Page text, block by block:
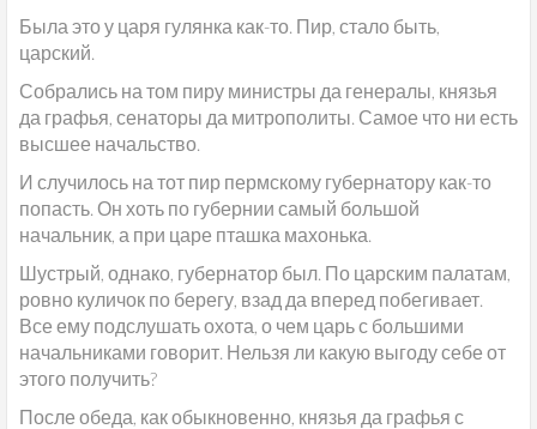
Была это у царя гулянка как-то. Пир, стало быть,
царский.
Собрались на том пиру министры да генералы, князья
да графья, сенаторы да митрополиты. Самое что ни есть
высшее начальство.
И случилось на тот пир пермскому губернатору как-то
попасть. Он хоть по губернии самый большой
начальник, а при царе пташка махонька.
Шустрый, однако, губернатор был. По царским палатам,
ровно куличок по берегу, взад да вперед побегивает.
Все ему подслушать охота, о чем царь с большими
начальниками говорит. Нельзя ли какую выгоду себе от
этого получить?
После обеда, как обыкновенно, князья да графья с